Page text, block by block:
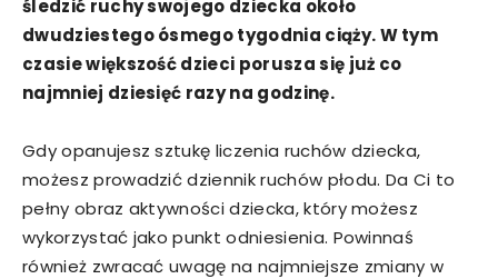
śledzić ruchy swojego dziecka około
dwudziestego ósmego tygodnia ciąży. W tym
czasie większość dzieci porusza się już co
najmniej dziesięć razy na godzinę.
Gdy opanujesz sztukę liczenia ruchów dziecka,
możesz prowadzić dziennik ruchów płodu. Da Ci to
pełny obraz aktywności dziecka, który możesz
wykorzystać jako punkt odniesienia. Powinnaś
również zwracać uwagę na najmniejsze zmiany w